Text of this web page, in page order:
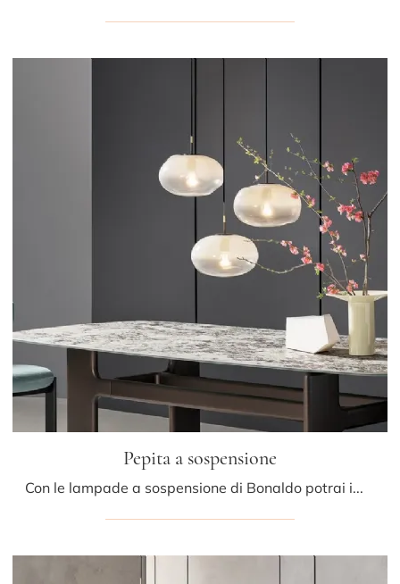
Pepita a sospensione
Con le lampade a sospensione di Bonaldo potrai impreziosire i tuoi spazi: clicca e scopri Pepita a sospensione!